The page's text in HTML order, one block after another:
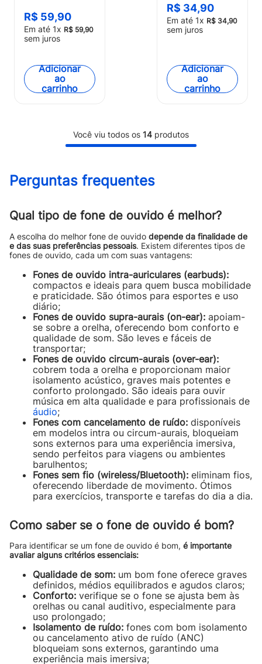
Rosa Multi -
PH378OUT
R$ 59,90
Em até 1x R$ 59,90
sem juros
Adicionar
ao
carrinho
- PH352
R$ 34,90
Em até 1x R$ 34,90
sem juros
Adicionar
ao
carrinho
Você viu todos os 14 produtos
Perguntas frequentes
Qual tipo de fone de ouvido é melhor?
A escolha do melhor fone de ouvido depende da finalidade de
e das suas preferências pessoais. Existem diferentes tipos de
fones de ouvido, cada um com suas vantagens:
Fones de ouvido intra-auriculares (earbuds):
compactos e ideais para quem busca mobilidade
e praticidade. São ótimos para esportes e uso
diário;
Fones de ouvido supra-aurais (on-ear): apoiam-
se sobre a orelha, oferecendo bom conforto e
qualidade de som. São leves e fáceis de
transportar;
Fones de ouvido circum-aurais (over-ear):
cobrem toda a orelha e proporcionam maior
isolamento acústico, graves mais potentes e
conforto prolongado. São ideais para ouvir
música em alta qualidade e para profissionais de
áudio;
Fones com cancelamento de ruído: disponíveis
em modelos intra ou circum-aurais, bloqueiam
sons externos para uma experiência imersiva,
sendo perfeitos para viagens ou ambientes
barulhentos;
Fones sem fio (wireless/Bluetooth): eliminam fios,
oferecendo liberdade de movimento. Ótimos
para exercícios, transporte e tarefas do dia a dia.
Como saber se o fone de ouvido é bom?
Para identificar se um fone de ouvido é bom, é importante
avaliar alguns critérios essenciais:
Qualidade de som: um bom fone oferece graves
definidos, médios equilibrados e agudos claros;
Conforto: verifique se o fone se ajusta bem às
orelhas ou canal auditivo, especialmente para
uso prolongado;
Isolamento de ruído: fones com bom isolamento
ou cancelamento ativo de ruído (ANC)
bloqueiam sons externos, garantindo uma
experiência mais imersiva;